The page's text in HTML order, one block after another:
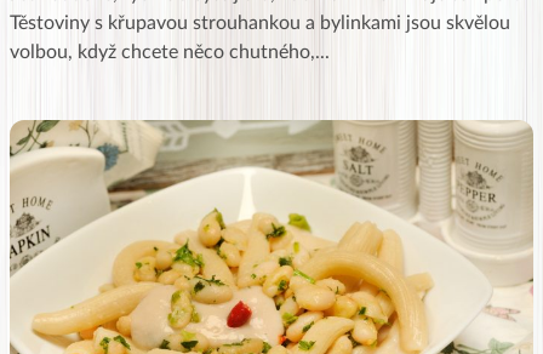
Těstoviny s křupavou strouhankou a bylinkami jsou skvělou
volbou, když chcete něco chutného,...